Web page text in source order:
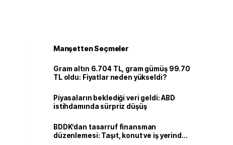
Manşetten Seçmeler
Gram altın 6.704 TL, gram gümüş 99.70
TL oldu: Fiyatlar neden yükseldi?
Piyasaların beklediği veri geldi: ABD
istihdamında sürpriz düşüş
BDDK’dan tasarruf finansman
düzenlemesi: Taşıt, konut ve iş yerinde